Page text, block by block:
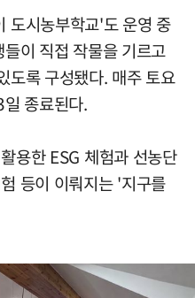
도시농부학교'도 운영 중
이 직접 작물을 기르고
도록 구성됐다. 매주 토요
종료된다.
용한 ESG 체험과 선농단
등이 이뤄지는 '지구를